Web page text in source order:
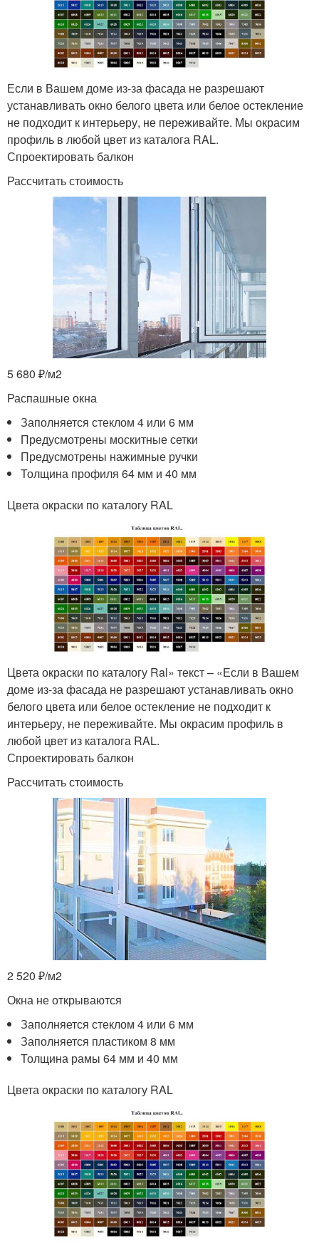
Если в Вашем доме из-за фасада не разрешают
устанавливать окно белого цвета или белое остекление
не подходит к интерьеру, не переживайте. Мы окрасим
профиль в любой цвет из каталога RAL.
Спроектировать балкон
Рассчитать стоимость
5 680 ₽/м2
Распашные окна
Заполняется стеклом 4 или 6 мм
Предусмотрены москитные сетки
Предусмотрены нажимные ручки
Толщина профиля 64 мм и 40 мм
Цвета окраски по каталогу RAL
Цвета окраски по каталогу Ral» текст – «Если в Вашем
доме из-за фасада не разрешают устанавливать окно
белого цвета или белое остекление не подходит к
интерьеру, не переживайте. Мы окрасим профиль в
любой цвет из каталога RAL.
Спроектировать балкон
Рассчитать стоимость
2 520 ₽/м2
Окна не открываются
Заполняется стеклом 4 или 6 мм
Заполняется пластиком 8 мм
Толщина рамы 64 мм и 40 мм
Цвета окраски по каталогу RAL